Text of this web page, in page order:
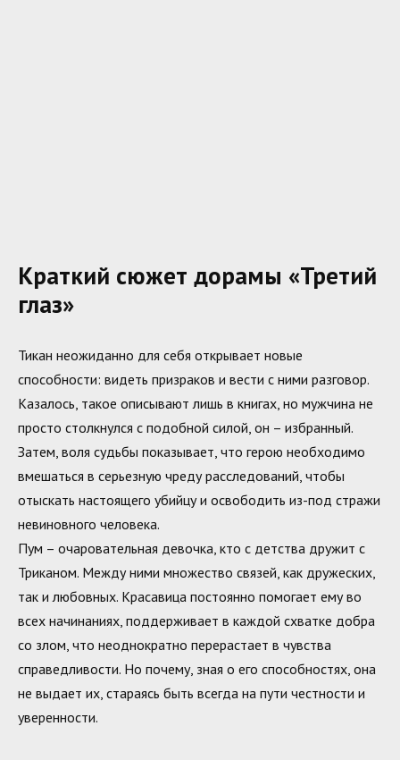
Краткий сюжет дорамы «Третий
глаз»
Тикан неожиданно для себя открывает новые
способности: видеть призраков и вести с ними разговор.
Казалось, такое описывают лишь в книгах, но мужчина не
просто столкнулся с подобной силой, он – избранный.
Затем, воля судьбы показывает, что герою необходимо
вмешаться в серьезную чреду расследований, чтобы
отыскать настоящего убийцу и освободить из-под стражи
невиновного человека.
Пум – очаровательная девочка, кто с детства дружит с
Триканом. Между ними множество связей, как дружеских,
так и любовных. Красавица постоянно помогает ему во
всех начинаниях, поддерживает в каждой схватке добра
со злом, что неоднократно перерастает в чувства
справедливости. Но почему, зная о его способностях, она
не выдает их, стараясь быть всегда на пути честности и
уверенности.